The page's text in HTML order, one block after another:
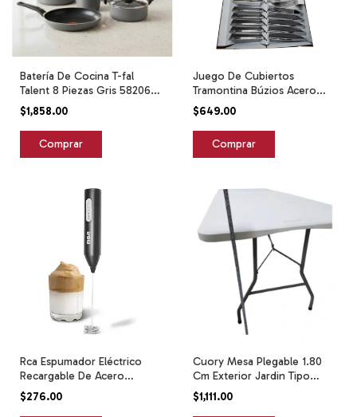
Batería De Cocina T-fal
Talent 8 Piezas Gris 5820600
Gris
$1,858.00
Juego De Cubiertos
Tramontina Búzios Acero
Inoxidable 24 Pzs Acero
Inoxidable
$649.00
Rca Espumador Eléctrico
Recargable De Acero
Inoxidable Negro
$276.00
Cuory Mesa Plegable 1.80
Cm Exterior Jardin Tipo
Portafolio Blanco
$1,111.00